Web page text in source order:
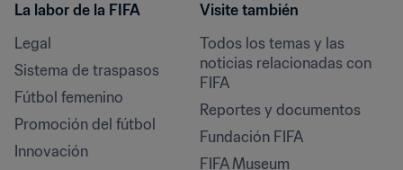
La labor de la FIFA
Legal
Sistema de traspasos
Fútbol femenino
Promoción del fútbol
Innovación
Visite también
Todos los temas y las
noticias relacionadas con
FIFA
Reportes y documentos
Fundación FIFA
FIFA Museum